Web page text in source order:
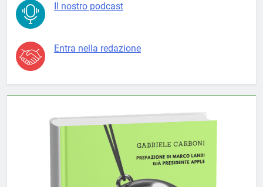
Il nostro podcast
Entra nella redazione